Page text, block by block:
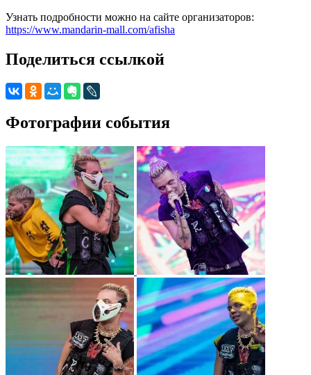
Узнать подробности можно на сайте организаторов:
https://www.mandarin-mall.com/afisha
Поделиться ссылкой
Фотографии события